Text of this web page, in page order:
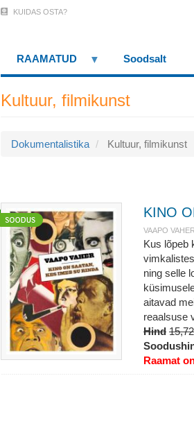
Menu
(logged
KUIDAS OSTA?
RAAMATUD Soodsalt
Kultuur, filmikunst
Dokumentalistika Kultuur, filmikunst
KINO
VAAPO VAHER
Kus lõpeb
ning selle
aitavad
reaalsuse
Hind
Raamat